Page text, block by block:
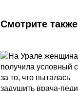
Смотрите также